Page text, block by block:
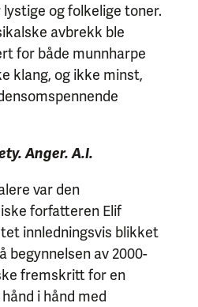
og folkelige toner.
avbrekk ble
for både munnharpe
klang, og ikke minst,
Anger. A.I.
var den
forfatteren Elif
innledningsvis blikket
begynnelsen av 2000-
fremskritt for en
i hånd med